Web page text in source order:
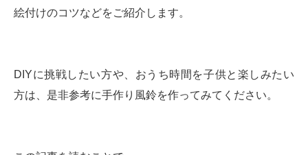
絵付けのコツなどをご紹介します。
DIYに挑戦したい方や、おうち時間を子供と楽しみたい
方は、是非参考に手作り風鈴を作ってみてください。